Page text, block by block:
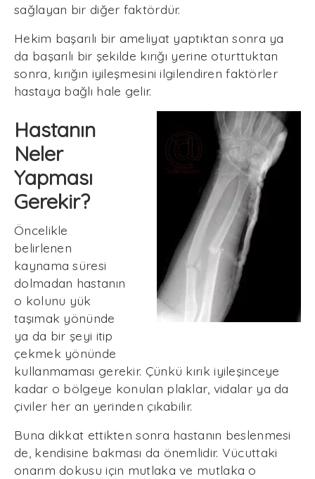
sağlayan bir diğer faktördür.
Hekim başarılı bir ameliyat yaptıktan sonra ya
da başarılı bir şekilde kırığı yerine oturttuktan
sonra, kırığın iyileşmesini ilgilendiren faktörler
hastaya bağlı hale gelir.
Hastanın
Neler
Yapması
Gerekir?
Öncelikle
belirlenen
kaynama süresi
dolmadan hastanın
o kolunu yük
taşımak yönünde
ya da bir şeyi itip
çekmek yönünde
kullanmaması gerekir. Çünkü kırık iyileşinceye
kadar o bölgeye konulan plaklar, vidalar ya da
çiviler her an yerinden çıkabilir.
Buna dikkat ettikten sonra hastanın beslenmesi
de, kendisine bakması da önemlidir. Vücuttaki
onarım dokusu için mutlaka ve mutlaka o